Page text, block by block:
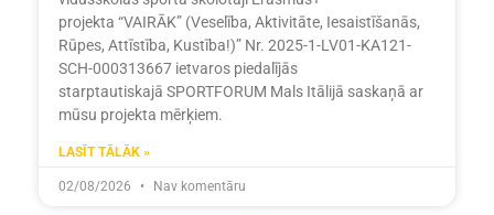
projekta “VAIRĀK” (Veselība, Aktivitāte, Iesaistīšanās,
Rūpes, Attīstība, Kustība!)” Nr. 2025-1-LV01-KA121-
SCH-000313667 ietvaros piedalījās
starptautiskajā SPORTFORUM Mals Itālijā saskaņā ar
mūsu projekta mērķiem.
LASĪT TĀLĀK »
02/08/2026 Nav komentāru